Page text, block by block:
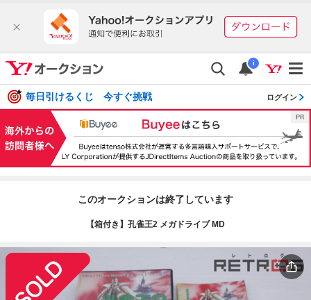
i
毎日引けるくじ 今すぐ挑戦 ログイン
このオークションは終了しています
【箱付き】孔雀王2 メガドライブ MD